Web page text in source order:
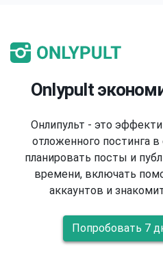
Onlypult
Онлипульт - это
отложенного постинга
планировать посты и
времени, включать
аккаунтов и
Попробовать 7